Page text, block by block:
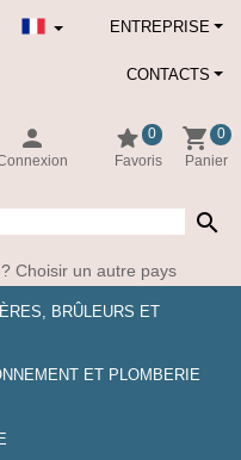
ENTREPRISE
person star 0
Favoris
shopping_cart 0
Panier
CONTACTS
search
Choisir un autre pays
BRÛLEURS ET
ET PLOMBERIE